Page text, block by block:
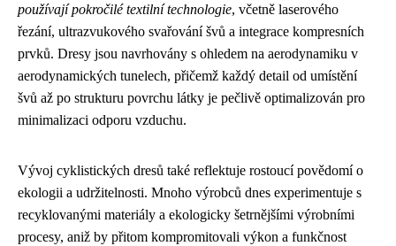
používají pokročilé textilní technologie, včetně laserového
řezání, ultrazvukového svařování švů a integrace kompresních
prvků. Dresy jsou navrhovány s ohledem na aerodynamiku v
aerodynamických tunelech, přičemž každý detail od umístění
švů až po strukturu povrchu látky je pečlivě optimalizován pro
minimalizaci odporu vzduchu.
Vývoj cyklistických dresů také reflektuje rostoucí povědomí o
ekologii a udržitelnosti. Mnoho výrobců dnes experimentuje s
recyklovanými materiály a ekologicky šetrnějšími výrobními
procesy, aniž by přitom kompromitovali výkon a funkčnost